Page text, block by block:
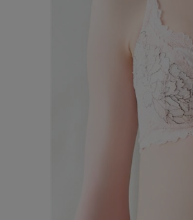
ギフトラッピング
サイズからブラを探す